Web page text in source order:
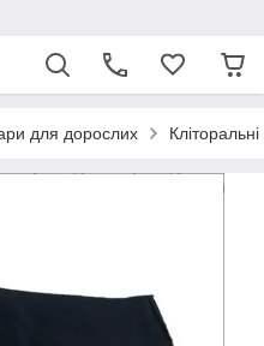
для дорослих